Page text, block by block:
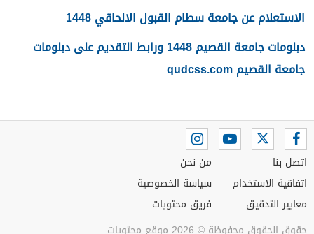
الاستعلام عن جامعة سطام القبول الالحاقي 1448
دبلومات جامعة القصيم 1448 ورابط التقديم على دبلومات
جامعة القصيم qudcss.com
اتصل بنا
اتفاقية الاستخدام
معايير التدقيق
من نحن
سياسة الخصوصية
فريق محتويات
حقوق الحقوق محفوظة © 2026 موقع محتويات